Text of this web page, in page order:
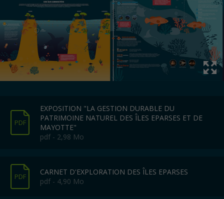
PDF
EXPOSITION "LA GESTION DURABLE DU
PATRIMOINE NATUREL DES ÎLES EPARSES ET DE
MAYOTTE"
pdf - 2,98 Mo
PDF
CARNET D'EXPLORATION DES ÎLES EPARSES
pdf - 4,90 Mo